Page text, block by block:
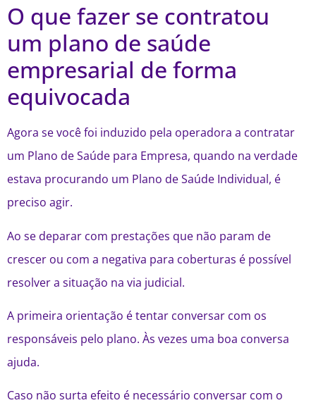
O que fazer se contratou
um plano de saúde
empresarial de forma
equivocada
Agora se você foi induzido pela operadora a contratar
um Plano de Saúde para Empresa, quando na verdade
estava procurando um Plano de Saúde Individual, é
preciso agir.
Ao se deparar com prestações que não param de
crescer ou com a negativa para coberturas é possível
resolver a situação na via judicial.
A primeira orientação é tentar conversar com os
responsáveis pelo plano. Às vezes uma boa conversa
ajuda.
Caso não surta efeito é necessário conversar com o